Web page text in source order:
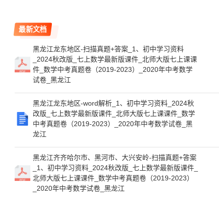
最新文档
黑龙江龙东地区-扫描真题+答案_1、初中学习资料
_2024秋改版_七上数学最新版课件_北师大版七上课课
件_数学中考真题卷（2019-2023）_2020年中考数学
试卷_黑龙江
黑龙江龙东地区-word解析_1、初中学习资料_2024秋
改版_七上数学最新版课件_北师大版七上课课件_数学
中考真题卷（2019-2023）_2020年中考数学试卷_黑
龙江
黑龙江齐齐哈尔市、黑河市、大兴安岭-扫描真题+答案
_1、初中学习资料_2024秋改版_七上数学最新版课件_
北师大版七上课课件_数学中考真题卷（2019-2023）
_2020年中考数学试卷_黑龙江